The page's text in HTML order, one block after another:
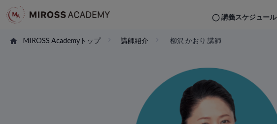
講義スケジュール
MIROSS Academyトップ 講師紹介 柳沢 かおり 講師